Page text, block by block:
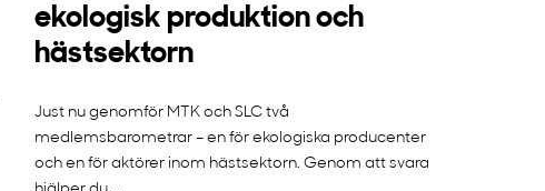
ekologisk produktion och
hästsektorn
Just nu genomför MTK och SLC två
medlemsbarometrar – en för ekologiska producenter
och en för aktörer inom hästsektorn. Genom att svara